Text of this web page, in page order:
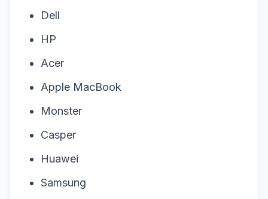
Dell
HP
Acer
Apple MacBook
Monster
Casper
Huawei
Samsung